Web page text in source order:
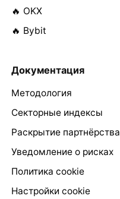
🔥 OKX
🔥 Bybit
Документация
Методология
Секторные индексы
Раскрытие партнёрства
Уведомление о рисках
Политика cookie
Настройки cookie